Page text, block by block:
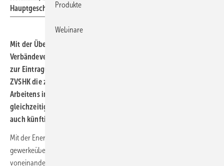
Hauptgeschäftsführer Helmut Bramann (v. l.).
Mit der Überarbeitung der bestehenden 7a-
Verbändevereinbarung und einer gemeinsamen Stellungnahme
zur Eintragung in ein Installateurverzeichnis machen ZVEH und
ZVSHK die zunehmende Bedeutung gewerkeübergreifenden
Arbeitens im Zuge der Energiewende deutlich und sorgen
gleichzeitig dafür, dass die hohen Qualifikationsanforderungen
auch künftig erfüllt werden.
Mit der Energiewende nimmt auch die Bedeutung
gewerkeübergreifenden Arbeitens zu. Gewerke, die früher getrennt
voneinander agierten, wachsen, nicht zuletzt im Zuge der
Produkte
Webinare